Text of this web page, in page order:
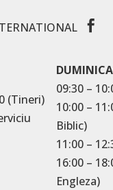

(Tineri)
09:30 –
10:00 –
Biblic)
11:00 –
16:00 –
Engleza)